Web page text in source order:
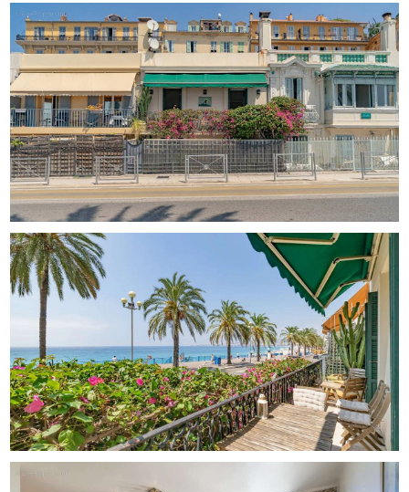
Étage :
• Deux chambres de 10m2 et 23m2.
• Salle de bains avec WC
• Balcon de 6 m² avec vue mer
Sous-sol :
• Grande pièce polyvalente (actuellement aménagée en
chambre avec trois couchages)
• Buanderie
• Grand rangement
• Salle d’eau avec WC
Un bien rare, entre patrimoine, calme et vue mer.
Pas de charges.
Honoraires à la charge du vendeur
Les informations sur les risques auxquels ce bien est